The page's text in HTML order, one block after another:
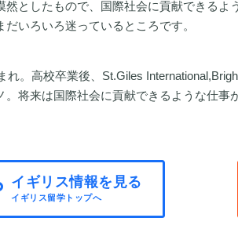
然としたもので、国際社会に貢献できる
だいろいろ迷っているところです。
れ。高校卒業後、St.Giles
。将来は国際社会に貢献できるような仕事
イギリス情報を見る
イギリス留学トップへ